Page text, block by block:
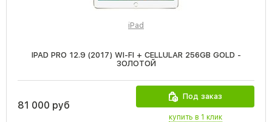
iPad
IPAD PRO 12.9 (2017) WI-FI + CELLULAR 256GB GOLD -
ЗОЛОТОЙ
81 000 руб
Под заказ
купить в 1 клик